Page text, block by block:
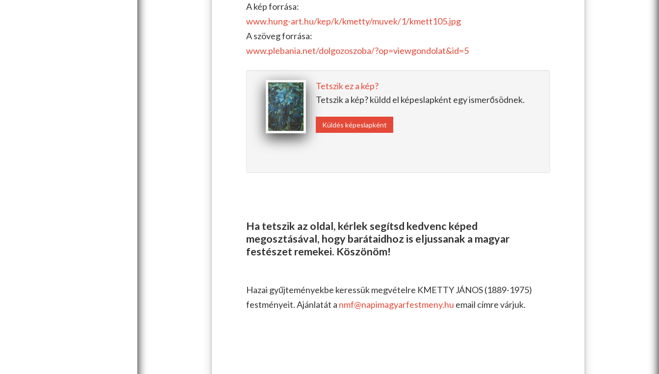
A kép forrása:
www.hung-art.hu/kep/k/kmetty/muvek/1/kmett105.jpg
A szöveg forrása:
www.plebania.net/dolgozoszoba/?op=viewgondolat&id=5
Tetszik ez a kép?
Tetszik a kép? küldd el képeslapként egy ismerősödnek.
Küldés képeslapként
Ha tetszik az oldal, kérlek segítsd kedvenc képed
megosztásával, hogy barátaidhoz is eljussanak a magyar
festészet remekei. Köszönöm!
Hazai gyűjteményekbe keressük megvételre KMETTY JÁNOS (1889-1975)
festményeit. Ajánlatát a nmf@napimagyarfestmeny.hu email címre várjuk.